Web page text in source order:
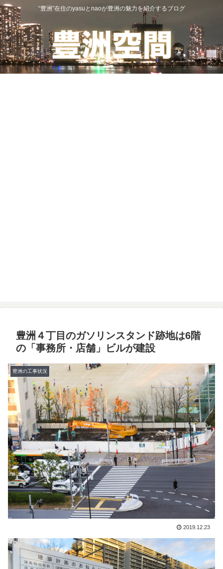
“豊洲”在住のyasuとnaoが豊洲の魅力を紹介するブログ
豊洲４丁目のガソリンスタンド跡地は6階
の「事務所・店舗」ビルが建設
豊洲の工事状況
2019.12.23